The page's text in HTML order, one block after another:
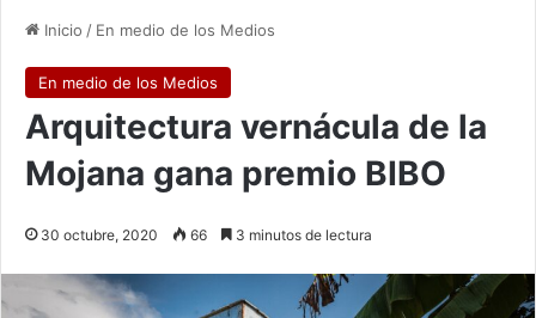
Inicio / En medio de los Medios
En medio de los Medios
Arquitectura vernácula de la
Mojana gana premio BIBO
30 octubre, 2020 66 3 minutos de lectura